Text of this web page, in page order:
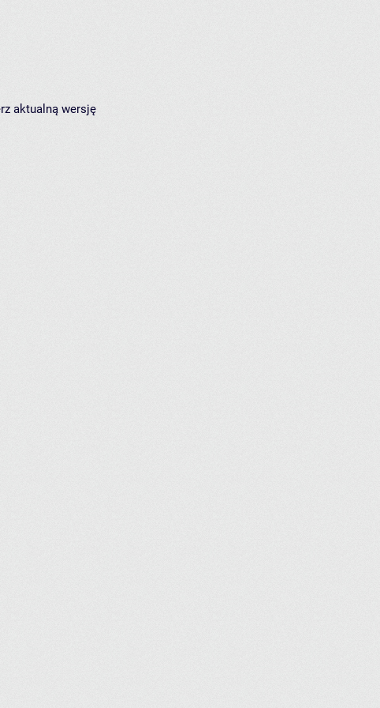
aktualną wersję